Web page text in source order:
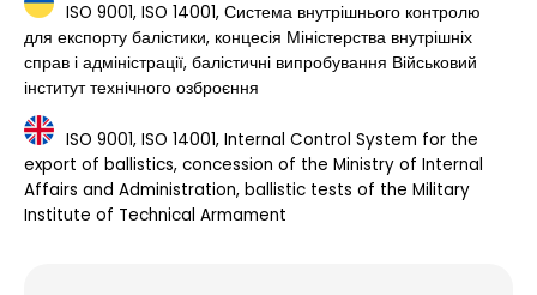
ISO 9001, ISO 14001, Система внутрішнього контролю
для експорту балістики, концесія Міністерства внутрішніх
справ і адміністрації, балістичні випробування Військовий
інститут технічного озброєння
ISO 9001, ISO 14001, Internal Control System for the
export of ballistics, concession of the Ministry of Internal
Affairs and Administration, ballistic tests of the Military
Institute of Technical Armament